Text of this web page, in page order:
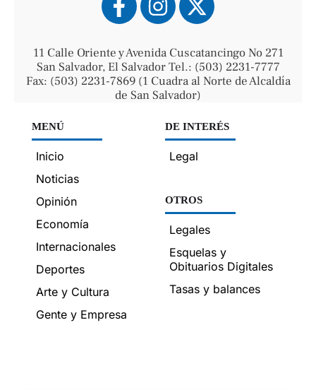
11 Calle Oriente y Avenida Cuscatancingo No 271
San Salvador, El Salvador Tel.: (503) 2231-7777
Fax: (503) 2231-7869 (1 Cuadra al Norte de Alcaldía
de San Salvador)
MENÚ
Inicio
Noticias
Opinión
Economía
Internacionales
Deportes
Arte y Cultura
Gente y Empresa
DE INTERÉS
Legal
OTROS
Legales
Esquelas y
Obituarios Digitales
Tasas y balances